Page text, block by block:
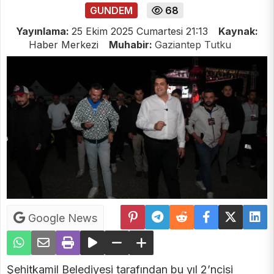
GUNDEM
68
Yayınlama: 25 Ekim 2025 Cumartesi 21:13
Kaynak:
Haber Merkezi
Muhabir: Gaziantep Tutku
Google News
Şehitkamil Belediyesi tarafından bu yıl 2’ncisi